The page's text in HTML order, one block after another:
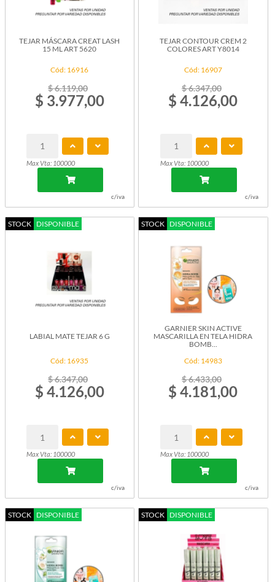
TEJAR MÁSCARA CREAT LASH
15 ML ART 5620
Cód: 16916
$ 6.119,00
$ 3.977,00
Max Vta: 100000
c/iva
TEJAR CONTOUR CREM 2
COLORES ART Y8014
Cód: 16907
$ 6.347,00
$ 4.126,00
Max Vta: 100000
c/iva
STOCK DISPONIBLE
LABIAL MATE TEJAR 6 G
Cód: 16935
$ 6.347,00
$ 4.126,00
Max Vta: 100000
c/iva
STOCK DISPONIBLE
GARNIER SKIN ACTIVE
MASCARILLA EN TELA HIDRA
BOMB...
Cód: 14983
$ 6.433,00
$ 4.181,00
Max Vta: 100000
c/iva
STOCK DISPONIBLE STOCK DISPONIBLE